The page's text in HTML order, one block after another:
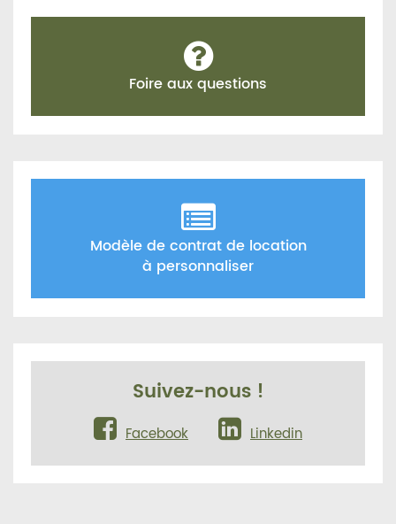
Foire aux questions
Modèle de contrat de location
à personnaliser
Suivez-nous !
Facebook Linkedin